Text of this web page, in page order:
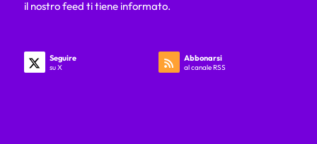
il nostro feed ti tiene informato.
Seguire
su X
Abbonarsi
al canale RSS